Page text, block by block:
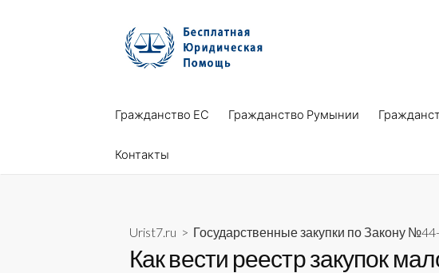
Гражданство ЕС Гражданство Румынии
Контакты
Urist7.ru > Государственные закупки по Закону
Как вести реестр закупок